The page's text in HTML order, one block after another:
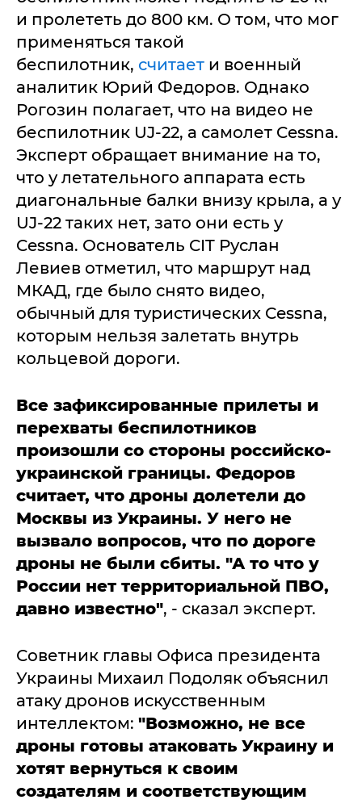
и пролететь до 800 км. О том, что мог
применяться такой
беспилотник, считает и военный
аналитик Юрий Федоров. Однако
Рогозин полагает, что на видео не
беспилотник UJ-22, а самолет Cessna.
Эксперт обращает внимание на то,
что у летательного аппарата есть
диагональные балки внизу крыла, а у
UJ-22 таких нет, зато они есть у
Cessna. Основатель CIT Руслан
Левиев отметил, что маршрут над
МКАД, где было снято видео,
обычный для туристических Cessna,
которым нельзя залетать внутрь
кольцевой дороги.
Все зафиксированные прилеты и
перехваты беспилотников
произошли со стороны российско-
украинской границы. Федоров
считает, что дроны долетели до
Москвы из Украины. У него не
вызвало вопросов, что по дороге
дроны не были сбиты. "А то что у
России нет территориальной ПВО,
давно известно", - сказал эксперт.
Советник главы Офиса президента
Украины Михаил Подоляк объяснил
атаку дронов искусственным
интеллектом: "Возможно, не все
дроны готовы атаковать Украину и
хотят вернуться к своим
создателям и соответствующим